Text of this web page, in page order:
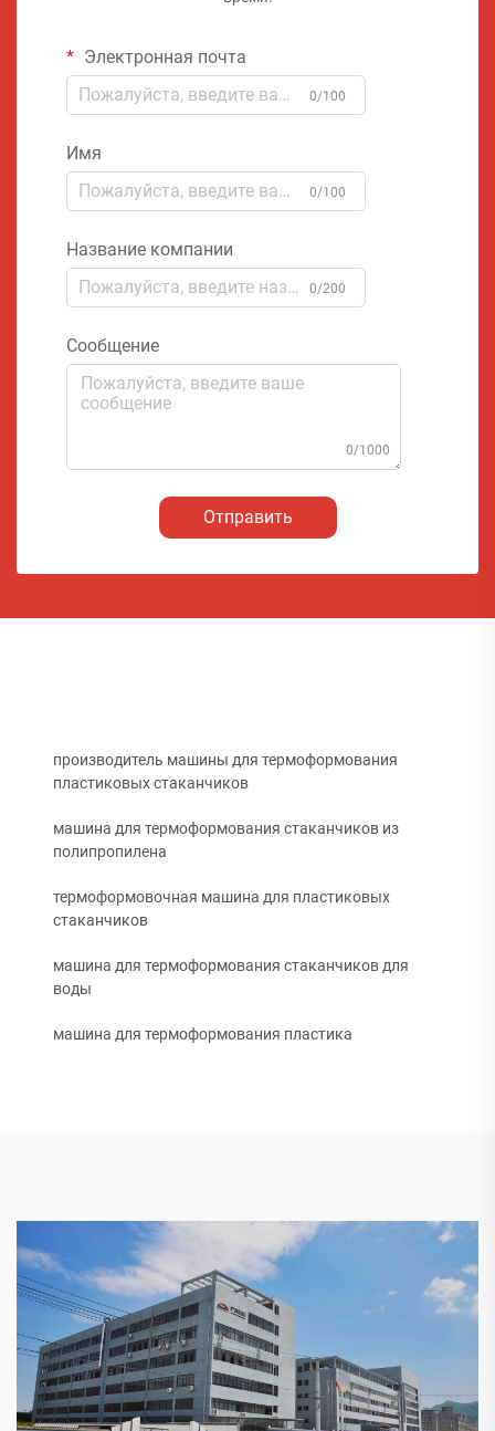
Электронная почта
0/100
Имя
0/100
Название компании
0/200
Сообщение
0/1000
Отправить
производитель машины для термоформования
пластиковых стаканчиков
машина для термоформования стаканчиков из
полипропилена
термоформовочная машина для пластиковых
стаканчиков
машина для термоформования стаканчиков для
воды
машина для термоформования пластика